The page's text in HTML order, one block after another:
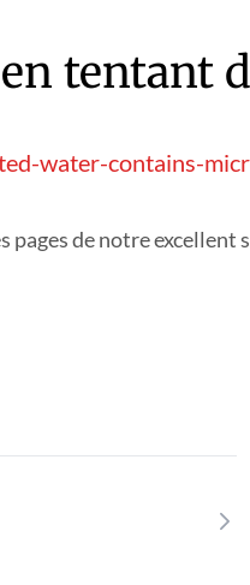
tentant
water-contains-
de notre excellent